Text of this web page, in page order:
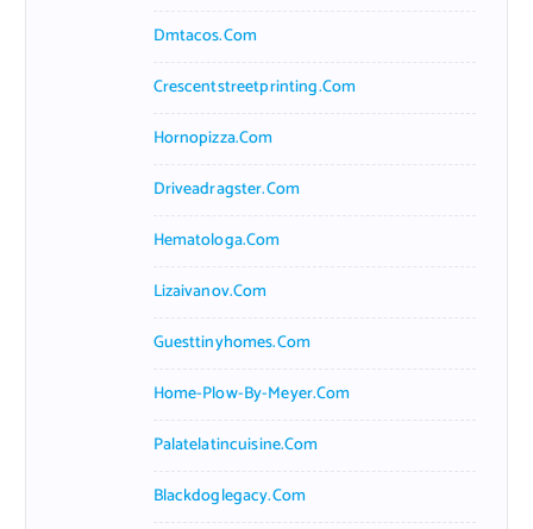
Dmtacos.com
Crescentstreetprinting.com
Hornopizza.com
Driveadragster.com
Hematologa.com
Lizaivanov.com
Guesttinyhomes.com
Home-Plow-By-Meyer.com
Palatelatincuisine.com
Blackdoglegacy.com